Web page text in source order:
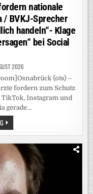
nationale
/ BVKJ-Sprecher
handeln“- Klage
bei Social
2026
(ots) –
fordern zum Schutz
TikTok, Instagram und
gerade…
KINDER-
UND
JUGENDÄRZTE
NATIONALE
SCHRANKEN
FÜR
SOCIAL
MEDIA
/
BVKJ-
SPRECHER